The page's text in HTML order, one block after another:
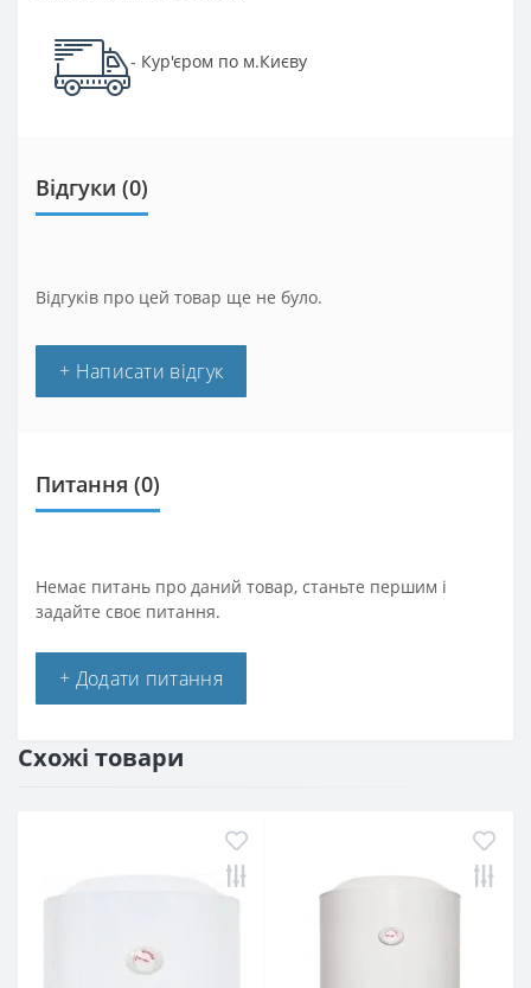
- Кур'єром по м.Києву
Відгуки (0)
Відгуків про цей товар ще не було.
+ Написати відгук
Питання (0)
Немає питань про даний товар, станьте першим і
задайте своє питання.
+ Додати питання
Схожі товари